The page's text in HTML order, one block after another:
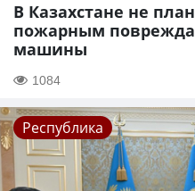
В Казахстане не
пожарным
машины
1084
Республика